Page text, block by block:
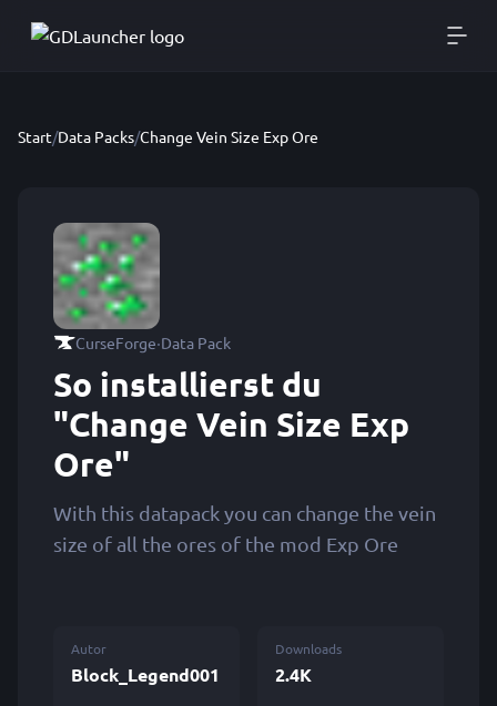
Start/Data Packs/Change Vein Size Exp Ore
CurseForge·Data Pack
So installierst du
"Change Vein Size Exp
Ore"
With this datapack you can change the vein
size of all the ores of the mod Exp Ore
Autor
Block_Legend001
Downloads
2.4K